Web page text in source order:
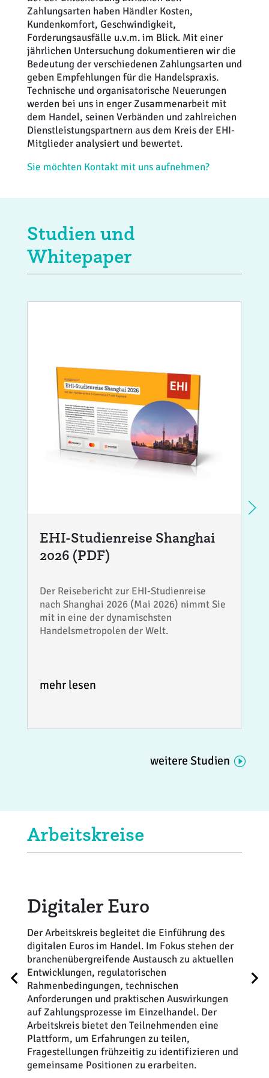
Zahlungsarten haben Händler Kosten,
Kundenkomfort, Geschwindigkeit,
Forderungsausfälle u.v.m. im Blick. Mit einer
jährlichen Untersuchung dokumentieren wir die
Bedeutung der verschiedenen Zahlungsarten und
geben Empfehlungen für die Handelspraxis.
Technische und organisatorische Neuerungen
werden bei uns in enger Zusammenarbeit mit
dem Handel, seinen Verbänden und zahlreichen
Dienstleistungspartnern aus dem Kreis der EHI-
Mitglieder analysiert und bewertet.
Sie möchten Kontakt mit uns aufnehmen?
Studien und
Whitepaper
EHI-Studienreise Shanghai
2026 (PDF)
Der Reisebericht zur EHI-Studienreise
nach Shanghai 2026 (Mai 2026) nimmt Sie
mit in eine der dynamischsten
Handelsmetropolen der Welt.
mehr lesen
weitere Studien
Arbeitskreise
Digitaler Euro
Der Arbeitskreis begleitet die Einführung des
digitalen Euros im Handel. Im Fokus stehen der
branchenübergreifende Austausch zu aktuellen
Entwicklungen, regulatorischen
Rahmenbedingungen, technischen
Anforderungen und praktischen Auswirkungen
auf Zahlungsprozesse im Einzelhandel. Der
Arbeitskreis bietet den Teilnehmenden eine
Plattform, um Erfahrungen zu teilen,
Fragestellungen frühzeitig zu identifizieren und
gemeinsame Positionen zu erarbeiten.
Payment
Der EHI-Arbeitskreis, in dem nahezu alle
führenden Handelsunternehmen mit ihren
Finanz- bzw. IT-Verantwortlichen engagiert sind
und der dazu alle wichtigen Netzbetreiber,
Terminalanbieter und
Kreditkartenorganisationen umfasst, begleitet
und beeinflusst seit 1984 die Entwicklung des
Zahlungsverkehrs im deutschsprachigen
Einzelhandel. Der Arbeitskreis ist eine
unerlässliche Quelle für die EHI-Erhebung zum
Stand des Bezahlverhaltens, eine der
POS-Systeme
Im Arbeitskreis POS Systeme treffen sich die
Verantwortlichen für Filial-IT 2-3x jährlich, um
sich über aktuelle Themen wie z.B. die
Fiskalisierung auszutauschen. Interessierte
Händler können sich gerne an Cetin Acar
wenden.
Weiterbildung
Marktmacher
Inventurdifferenzen + Sicherheit
KI + Robotics
Klima + Energie
Ladenplanung + Einrichtung
Logistik + Verpackung
Marketing
Payment
Personal
Public Relations
EHI LAB
Mitglieder